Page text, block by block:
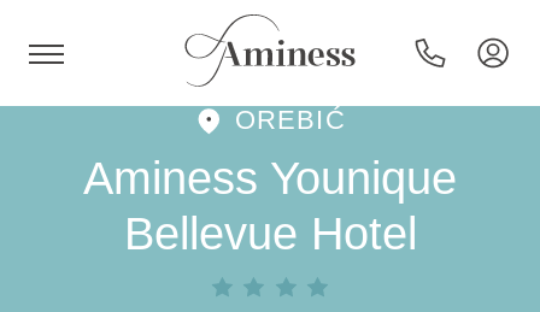
Hotels en resorts
OREBIĆ
Aminess Younique
Bellevue Hotel